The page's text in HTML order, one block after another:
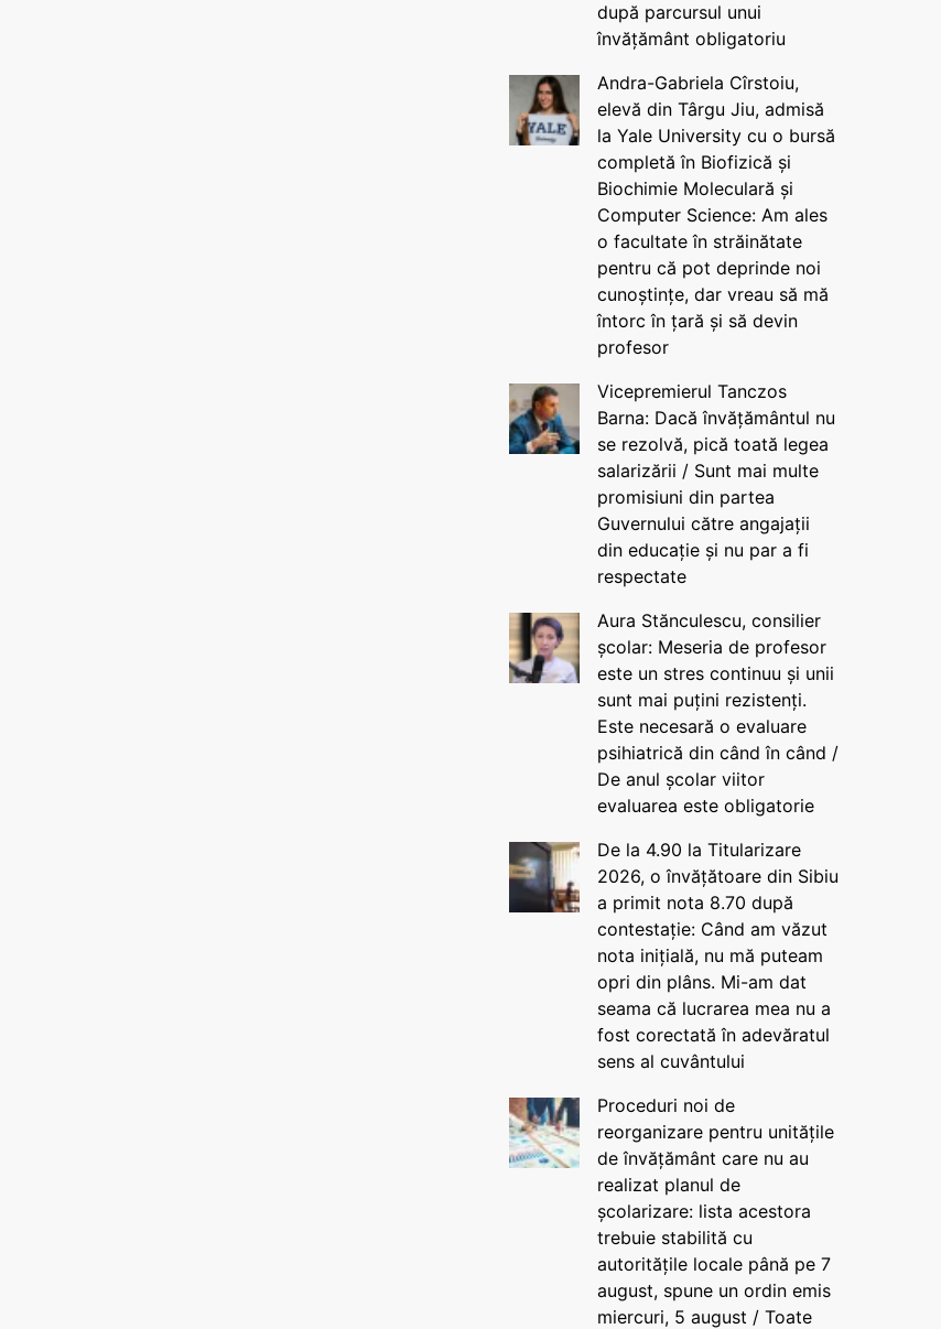
după parcursul unui
învățământ obligatoriu
Andra-Gabriela Cîrstoiu,
elevă din Târgu Jiu, admisă
la Yale University cu o bursă
completă în Biofizică și
Biochimie Moleculară și
Computer Science: Am ales
o facultate în străinătate
pentru că pot deprinde noi
cunoștințe, dar vreau să mă
întorc în țară și să devin
profesor
Vicepremierul Tanczos
Barna: Dacă învățământul nu
se rezolvă, pică toată legea
salarizării / Sunt mai multe
promisiuni din partea
Guvernului către angajații
din educație și nu par a fi
respectate
Aura Stănculescu, consilier
școlar: Meseria de profesor
este un stres continuu și unii
sunt mai puțini rezistenți.
Este necesară o evaluare
psihiatrică din când în când /
De anul școlar viitor
evaluarea este obligatorie
De la 4.90 la Titularizare
2026, o învățătoare din Sibiu
a primit nota 8.70 după
contestație: Când am văzut
nota inițială, nu mă puteam
opri din plâns. Mi-am dat
seama că lucrarea mea nu a
fost corectată în adevăratul
sens al cuvântului
Proceduri noi de
reorganizare pentru unitățile
de învățământ care nu au
realizat planul de
școlarizare: lista acestora
trebuie stabilită cu
autoritățile locale până pe 7
august, spune un ordin emis
miercuri, 5 august / Toate